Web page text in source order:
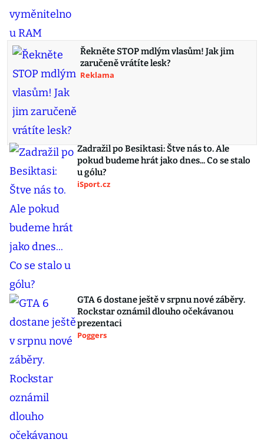
Řekněte STOP mdlým vlasům! Jak jim
zaručeně vrátíte lesk?
Reklama
Zadražil po Besiktasi: Štve nás to. Ale
pokud budeme hrát jako dnes... Co se stalo
u gólu?
iSport.cz
GTA 6 dostane ještě v srpnu nové záběry.
Rockstar oznámil dlouho očekávanou
prezentaci
Poggers